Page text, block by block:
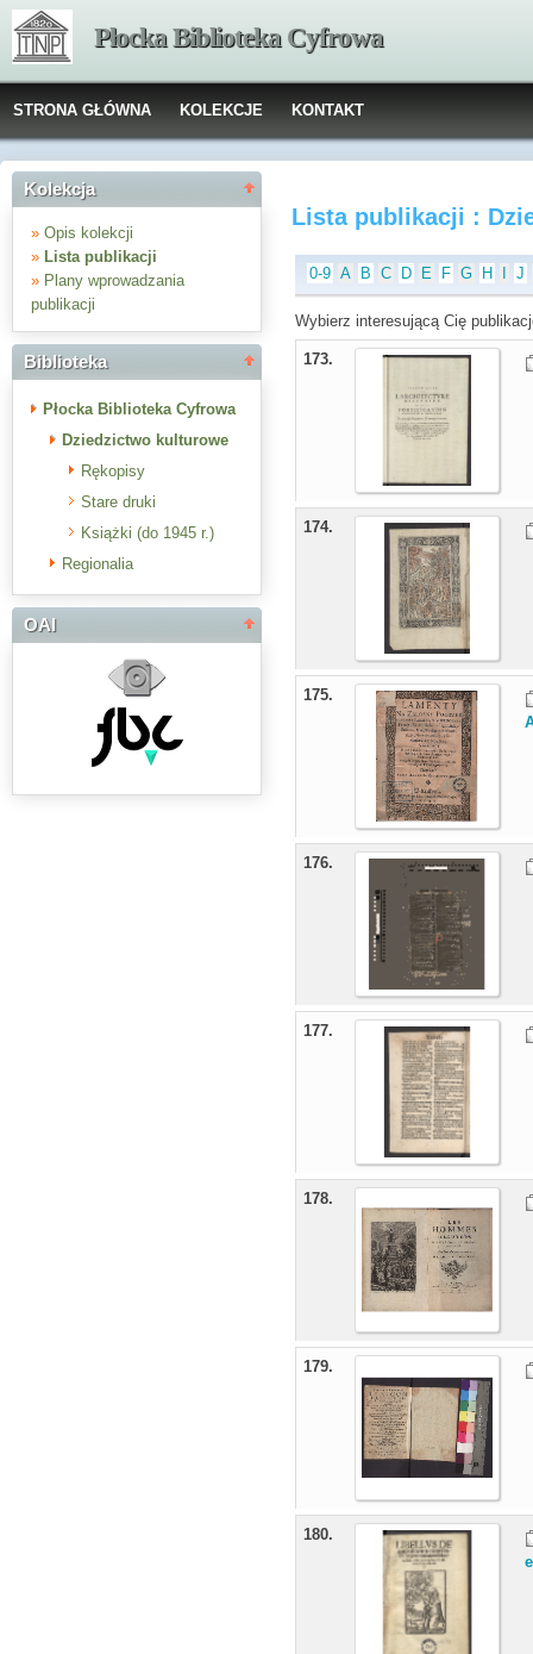
Płocka Biblioteka Cyfrowa
STRONA GŁÓWNA KOLEKCJE KONTAKT
Kolekcja
» Opis kolekcji
» Lista publikacji
» Plany wprowadzania
publikacji
Biblioteka
Płocka Biblioteka Cyfrowa
Dziedzictwo kulturowe
Rękopisy
Stare druki
Książki (do 1945 r.)
Regionalia
OAI
Lista publikacji :
0-9 A B C D E F G H J
Wybierz interesującą Cię
173.
174.
175.
176.
177.
178.
179.
180.